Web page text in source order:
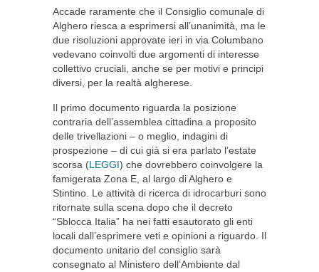
Accade raramente che il Consiglio comunale di
Alghero riesca a esprimersi all’unanimità, ma le
due risoluzioni approvate ieri in via Columbano
vedevano coinvolti due argomenti di interesse
collettivo cruciali, anche se per motivi e principi
diversi, per la realtà algherese.
Il primo documento riguarda la posizione
contraria dell’assemblea cittadina a proposito
delle trivellazioni – o meglio, indagini di
prospezione – di cui già si era parlato l’estate
scorsa (LEGGI) che dovrebbero coinvolgere la
famigerata Zona E, al largo di Alghero e
Stintino. Le attività di ricerca di idrocarburi sono
ritornate sulla scena dopo che il decreto
“Sblocca Italia” ha nei fatti esautorato gli enti
locali dall’esprimere veti e opinioni a riguardo. Il
documento unitario del consiglio sarà
consegnato al Ministero dell’Ambiente dal